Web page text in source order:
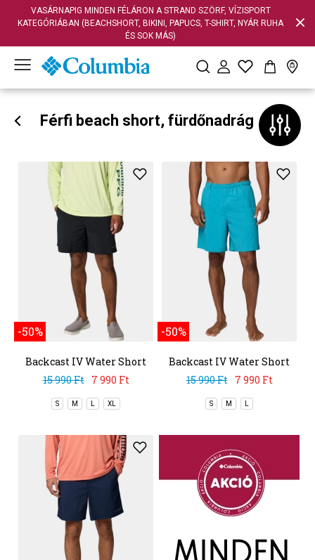
VASÁRNAPIG MINDEN FÉLÁRON A STRAND SZÖRF, VÍZISPORT
KATEGÓRIÁBAN (BEACHSHORT, BIKINI, PAPUCS, T-SHIRT, NYÁR RUHA
ÉS SOK MÁS)
Férfi beach short, fürdőnadrág
-50%
Backcast IV Water Short
15 990 Ft
7 990 Ft
S M L XL
-50%
Backcast IV Water Short
15 990 Ft
7 990 Ft
S M L